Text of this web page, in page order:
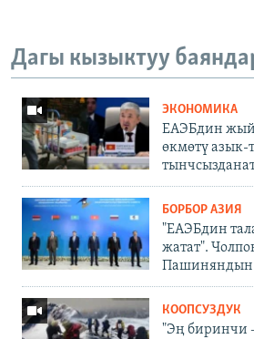
Дагы кызыктуу
ЭКОНОМИКА
ЕАЭБдин
өкмөтү азык-
БОРБОР АЗИЯ
"ЕАЭБдин
жатат".
КООПСУЗДУК
"Эң биринчи